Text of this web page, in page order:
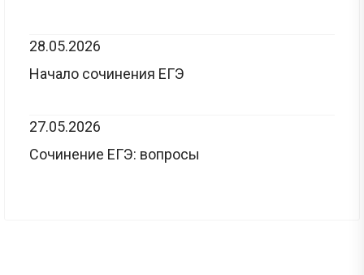
28.05.2026
Начало сочинения ЕГЭ
27.05.2026
Сочинение ЕГЭ: вопросы